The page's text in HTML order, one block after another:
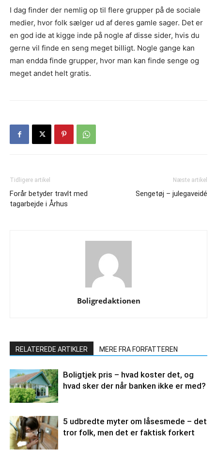
I dag finder der nemlig op til flere grupper på de sociale
medier, hvor folk sælger ud af deres gamle sager. Det er
en god ide at kigge inde på nogle af disse sider, hvis du
gerne vil finde en seng meget billigt. Nogle gange kan
man endda finde grupper, hvor man kan finde senge og
meget andet helt gratis.
Tidligere artikel
Forår betyder travlt med
tagarbejde i Århus
Næste artikel
Sengetøj – julegaveidé
Boligredaktionen
RELATEREDE ARTIKLER MERE FRA FORFATTEREN
Boligtjek pris – hvad koster det, og
hvad sker der når banken ikke er med?
5 udbredte myter om låsesmede – det
tror folk, men det er faktisk forkert